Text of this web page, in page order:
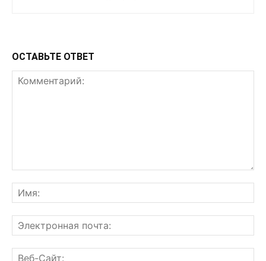
ОСТАВЬТЕ ОТВЕТ